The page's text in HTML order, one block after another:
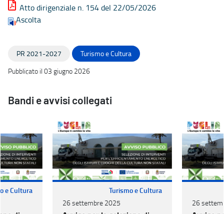
Atto dirigenziale n. 154 del 22/05/2026
Ascolta
PR 2021-2027
Turismo e Cultura
Pubblicato il 03 giugno 2026
Bandi e avvisi collegati
e Cultura
Turismo e Cultura
26 settembre 2025
26